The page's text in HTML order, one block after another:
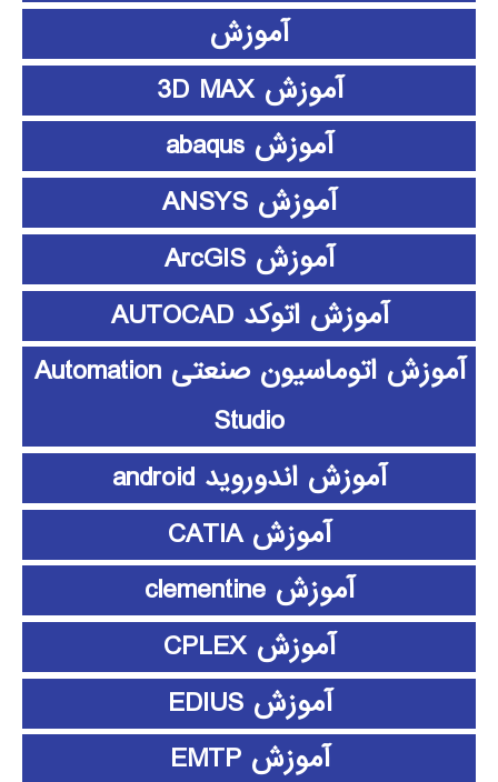
آموزش
آموزش 3D MAX
آموزش abaqus
آموزش ANSYS
آموزش ArcGIS
آموزش اتوکد AUTOCAD
آموزش اتوماسیون صنعتی Automation
Studio
آموزش اندوروید android
آموزش CATIA
آموزش clementine
آموزش CPLEX
آموزش EDIUS
آموزش EMTP